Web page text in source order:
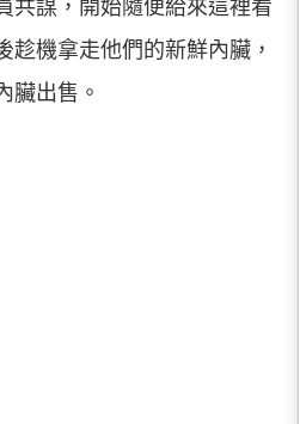
共謀，開始隨便給來這裡看
趁機拿走他們的新鮮內臟，
臟出售。